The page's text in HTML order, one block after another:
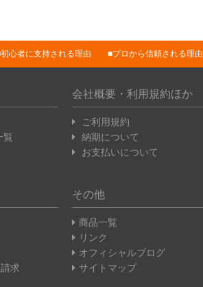
初心者に支持される理由 プロから信頼される理由
覧
会社概要・利用規約ほか
ご利用規約
納期について
お支払いについて
求
その他
商品一覧
リンク
オフィシャルブログ
サイトマップ